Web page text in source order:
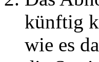
künftig
wie es